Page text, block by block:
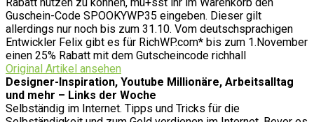
Guschein-Code SPOOKYWP35 eingeben. Dieser gilt
allerdings nur noch bis zum 31.10. Vom deutschsprachigen
Entwickler Felix gibt es für RichWP.com* bis zum 1.November
einen 25% Rabatt mit dem Gutscheincode richhall
Original Artikel ansehen
Designer-Inspiration, Youtube Millionäre, Arbeitsalltag
und mehr – Links der Woche
Selbständig im Internet. Tipps und Tricks für die